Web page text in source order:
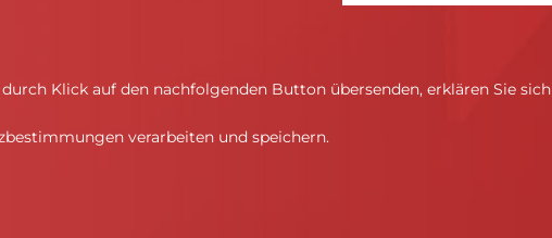
Klick auf den nachfolgenden Button übersenden, erklären Sie sich
verarbeiten und speichern.